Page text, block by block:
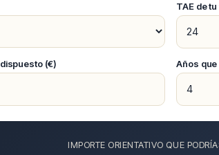
TAE de
(€) Años
IMPORTE ORIENTATIVO QUE